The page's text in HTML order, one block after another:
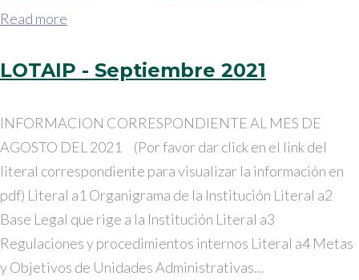
Read more
LOTAIP - Septiembre 2021
INFORMACION CORRESPONDIENTE AL MES DE
AGOSTO DEL 2021 (Por favor dar click en el link del
literal correspondiente para visualizar la información en
pdf) Literal a1 Organigrama de la Institución Literal a2
Base Legal que rige a la Institución Literal a3
Regulaciones y procedimientos internos Literal a4 Metas
y Objetivos de Unidades Administrativas…